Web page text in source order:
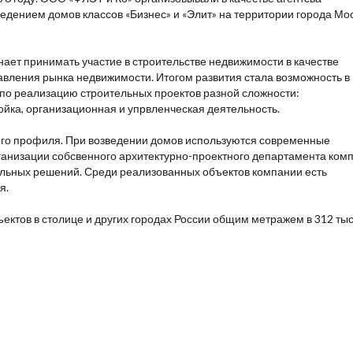
домов классов «Бизнес» и «Элит» на территории города
принимать участие в строительстве недвижимости в качестве
рынка недвижимости. Итогом развития стала возможность в
реализацию строительных проектов разной сложности:
организационная и упрвленческая деятельность.
профиля. При возведении домов используются современные
собсвенного архитектурно-проектного департамента
решений. Среди реализованных объектов компании есть
в столице и других городах России общим метражем в 312